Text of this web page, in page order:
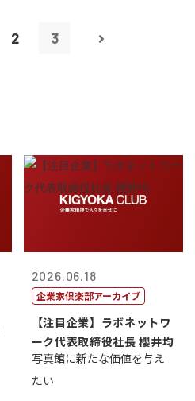
2 3
2026.06.18
企業家倶楽部アーカイブ
【注目企業】ラボネットワ
ーク代表取締役社長 櫻井均
写真館に新たな価値を与え
たい